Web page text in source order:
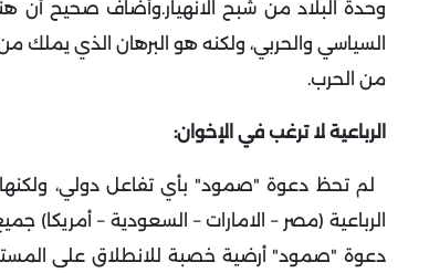
وحدة البلاد من شبح الانهيار.وأضاف صحيح أن
السياسي والحربي، ولكنه هو البرهان الذي
من الحرب.
الرباعية لا ترغب في الإخوان:
لم تحظ دعوة "صمود" بأي تفاعل دولي، ولكنها
الرباعية (مصر – الامارات – السعودية – أمريكا)
دعوة "صمود" أرضية خصبة للانطلاق على